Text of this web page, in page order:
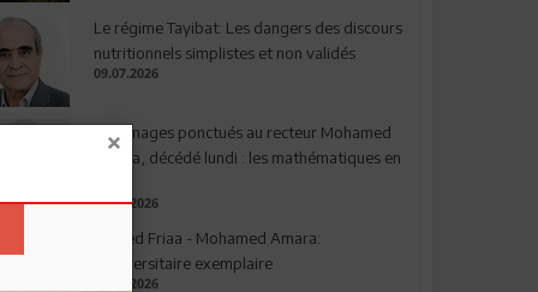
Le régime Tayibat: Les dangers des discours
nutritionnels simplistes et non validés
09.07.2026
Hommages ponctués au recteur Mohamed
Amara, décédé lundi : les mathématiques en
03.08.2026
Ahmed Friaa - Mohamed Amara:
l’Universitaire exemplaire
04.08.2026